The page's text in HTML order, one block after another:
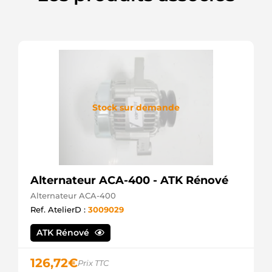
Bosch
Stock sur demande
Alternateur ACA-400 - ATK Rénové
Alternateur ACA-400
Ref. AtelierD : 3009029
ATK Rénové
126,72€Prix TTC